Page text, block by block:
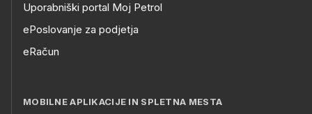
Uporabniški portal Moj Petrol
ePoslovanje za podjetja
eRačun
MOBILNE APLIKACIJE IN SPLETNA MESTA